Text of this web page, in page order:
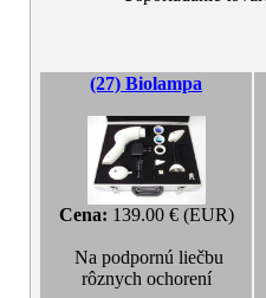
(27) Biolampa
Cena: 139.00 € (EUR)
Na podpornú liečbu
rôznych ochorení